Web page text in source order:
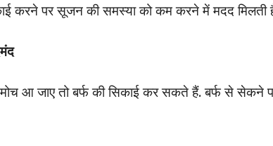
करने पर सूजन की समस्या को कम करने में मदद मिलती
आ जाए तो बर्फ की स‍िकाई कर सकते हैं. बर्फ से स‍ेकने